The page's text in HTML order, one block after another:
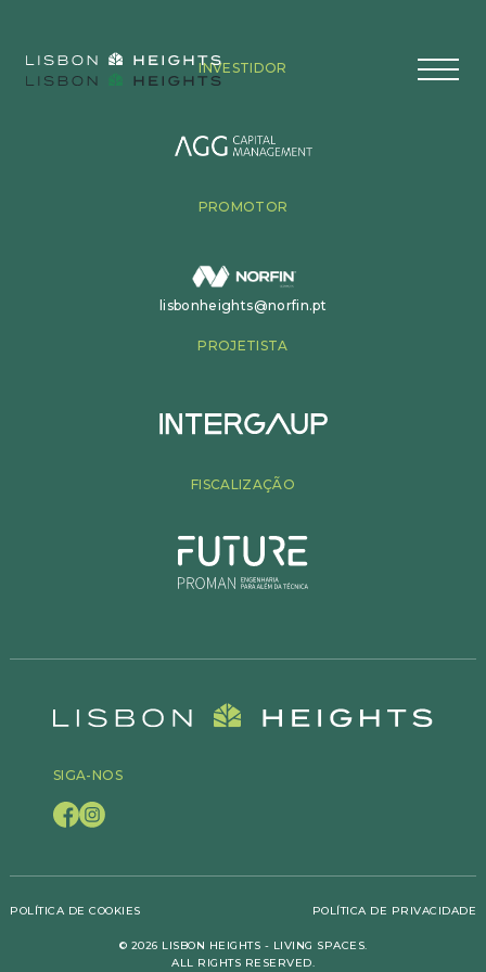
INVESTIDOR
PROMOTOR
lisbonheights@norfin.pt
PROJETISTA
FISCALIZAÇÃO
SIGA-NOS
© 2026 LISBON HEIGHTS - LIVING SPACES.
ALL RIGHTS RESERVED.
POLÍTICA DE COOKIES POLÍTICA DE PRIVACIDADE